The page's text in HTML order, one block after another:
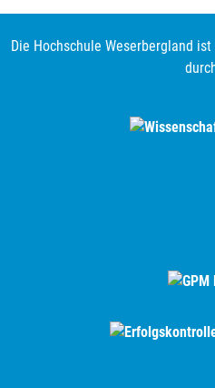
Die Hochschule Weserbergland